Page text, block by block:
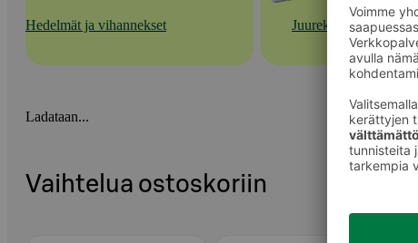
Hedelmät ja vihannekset Juurekset
Ladataan...
Vaihtelua ostoskoriin